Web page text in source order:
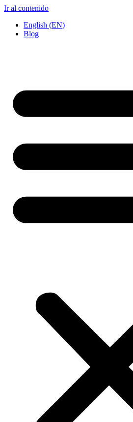
Ir al contenido
English (EN)
Blog